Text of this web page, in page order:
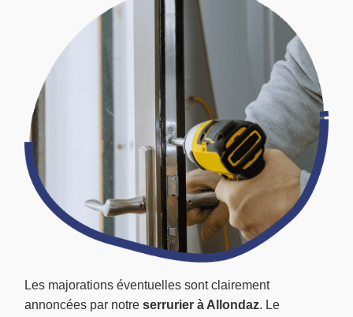
Les majorations éventuelles sont clairement
annoncées par notre serrurier à Allondaz. Le